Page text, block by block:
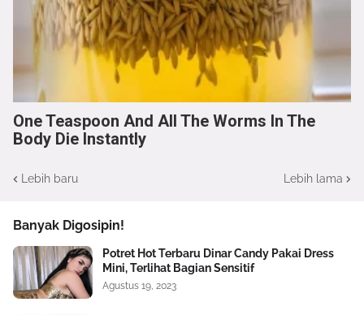
One Teaspoon And All The Worms In The
Body Die Instantly
Lebih baru Lebih lama
Banyak Digosipin!
Potret Hot Terbaru Dinar Candy Pakai Dress
Mini, Terlihat Bagian Sensitif
Agustus 19, 2023